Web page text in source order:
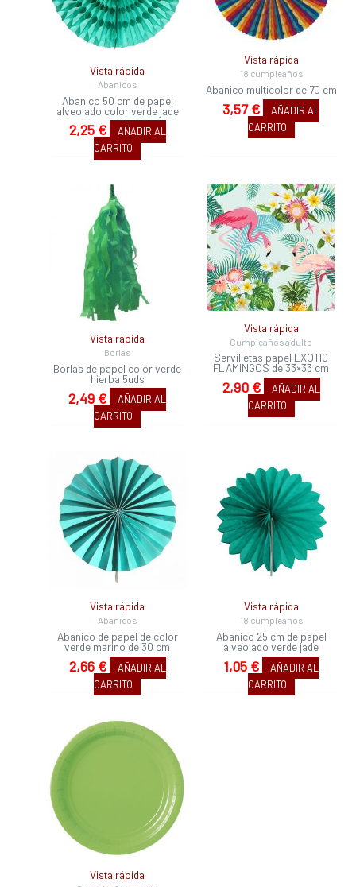
Vista rápida
Abanicos
Abanico 50 cm de papel
alveolado color verde jade
2,25 €
AÑADIR AL
CARRITO
Vista rápida
18 cumpleaños
Abanico multicolor de 70 cm
3,57€
AÑADIR AL
CARRITO
Vista rápida
Borlas
Borlas de papel color verde
hierba 5uds
2,49 €
AÑADIR AL
CARRITO
Vista rápida
Cumpleaños adulto
Servilletas papel EXOTIC
FLAMINGOS de 33×33 cm
2,90 €
AÑADIR AL
CARRITO
Vista rápida
Abanicos
Abanico de papel de color
verde marino de 30 cm
2,66 €
AÑADIR AL
CARRITO
Vista rápida
18 cumpleaños
Abanico 25 cm de papel
alveolado verde jade
1,05 €
AÑADIR AL
CARRITO
Vista rápida